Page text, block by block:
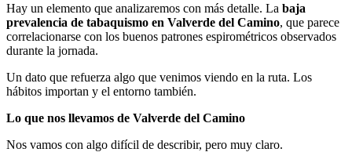
Hay un elemento que analizaremos con más detalle. La baja
prevalencia de tabaquismo en Valverde del Camino, que parece
correlacionarse con los buenos patrones espirométricos observados
durante la jornada.
Un dato que refuerza algo que venimos viendo en la ruta. Los
hábitos importan y el entorno también.
Lo que nos llevamos de Valverde del Camino
Nos vamos con algo difícil de describir, pero muy claro.